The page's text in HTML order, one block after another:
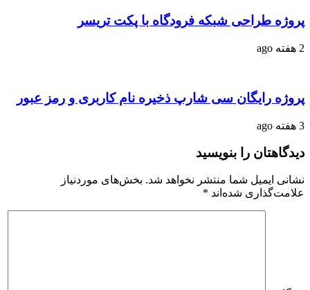
پروژه طراحی شبکه فرودگاه با پکت تریسر
2 هفته ago
پروژه رایگان سی شارپ ذخیره نام کاربری و رمز عبور
3 هفته ago
دیدگاهتان را بنویسید
نشانی ایمیل شما منتشر نخواهد شد. بخش‌های موردنیاز
علامت‌گذاری شده‌اند *